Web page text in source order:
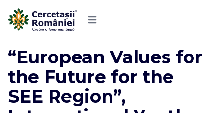
“European Values for
the Future for the
SEE Region”,